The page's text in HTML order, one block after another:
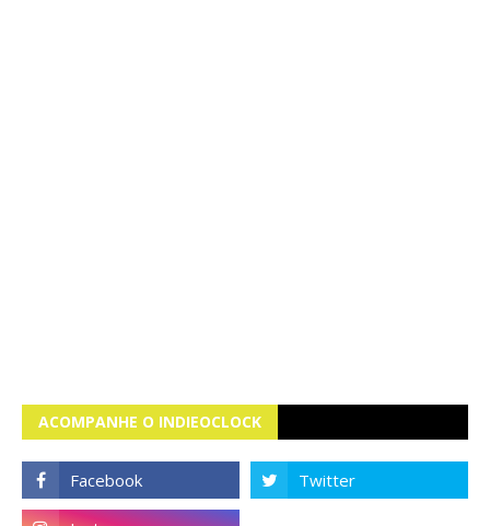
ACOMPANHE O INDIEOCLOCK